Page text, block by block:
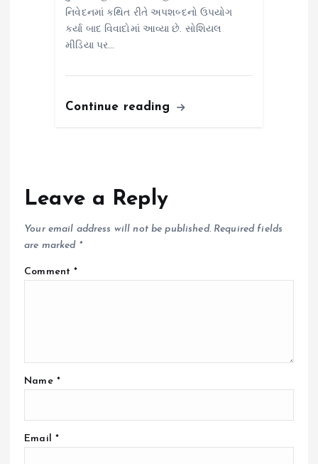
નિવેદનમાં કથિત રીતે અપશબ્દનો ઉપયોગ
કર્યા બાદ વિવાદોમાં આવ્યા છે. સોશિયલ
મીડિયા પર…
Continue reading
Leave a Reply
Your email address will not be published. Required fields
are marked *
Comment*
Name *
Email *